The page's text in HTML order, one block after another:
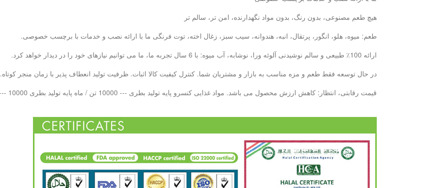
هیچ طعم مصنوعی، بدون رنگ، بدون مواد نگهدارنده، امن تر، سالم تر
طعم: میوه، هلو، انگور، پرتقال، انبه، هندوانه، سیب سبز، زغال اخته، توت فرنگی ما با ارائه نصب و خدمات با برچسب خصوصی.
ارائه 100٪ طبیعی و سالم نوشیدنی آلوئه ورا، نوشابه، آب میوه: با 6 سال تجربه ما، ما می توانیم نیازهای خود را در دیدار خواهد کرد.
در حال توسعه فقط طعم و مزه مناسب به بازار و مشتریان شما. کنترل کیفیت کالا اثبات. ظرفیت تولید انعطاف پذیر با زمان منجر کوتاه.
قیمت رقابتی، انتظار: کاهش ارزش محصول می باشد. مواد غذایی کنسرو پایه تولید بطری --- 10000 تن / ماه پایه تولید بطری PET --- 10000 تن در هر ماه LAB QC - 20 تیم کنترل کیفیت حرفه